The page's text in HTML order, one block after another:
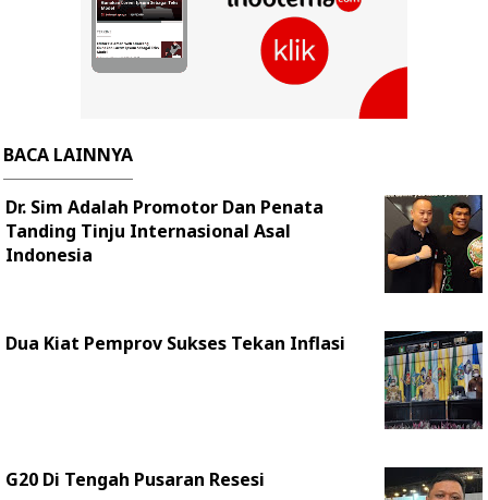
BACA LAINNYA
Dr. Sim Adalah Promotor Dan Penata
Tanding Tinju Internasional Asal
Indonesia
Dua Kiat Pemprov Sukses Tekan Inflasi
G20 Di Tengah Pusaran Resesi